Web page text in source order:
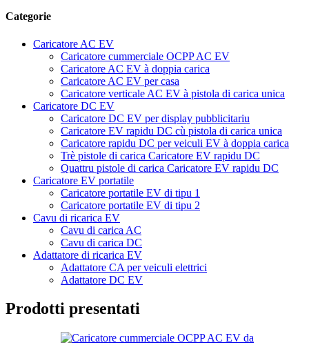
Categorie
Caricatore AC EV
Caricatore cummerciale OCPP AC EV
Caricatore AC EV à doppia carica
Caricatore AC EV per casa
Caricatore verticale AC EV à pistola di carica unica
Caricatore DC EV
Caricatore DC EV per display pubblicitariu
Caricatore EV rapidu DC cù pistola di carica unica
Caricatore rapidu DC per veiculi EV à doppia carica
Trè pistole di carica Caricatore EV rapidu DC
Quattru pistole di carica Caricatore EV rapidu DC
Caricatore EV portatile
Caricatore portatile EV di tipu 1
Caricatore portatile EV di tipu 2
Cavu di ricarica EV
Cavu di carica AC
Cavu di carica DC
Adattatore di ricarica EV
Adattatore CA per veiculi elettrici
Adattatore DC EV
Prodotti presentati